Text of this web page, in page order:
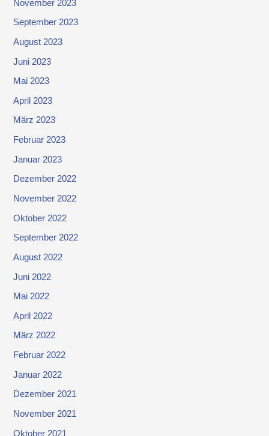
November 2023
September 2023
August 2023
Juni 2023
Mai 2023
April 2023
März 2023
Februar 2023
Januar 2023
Dezember 2022
November 2022
Oktober 2022
September 2022
August 2022
Juni 2022
Mai 2022
April 2022
März 2022
Februar 2022
Januar 2022
Dezember 2021
November 2021
Oktober 2021